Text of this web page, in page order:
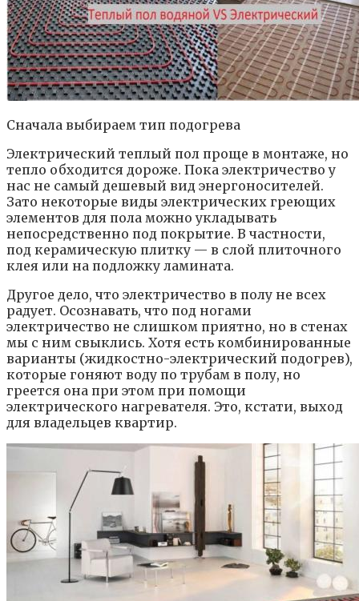
Сначала выбираем тип подогрева
Электрический теплый пол проще в монтаже, но
тепло обходится дороже. Пока электричество у
нас не самый дешевый вид энергоносителей.
Зато некоторые виды электрических греющих
элементов для пола можно укладывать
непосредственно под покрытие. В частности,
под керамическую плитку — в слой плиточного
клея или на подложку ламината.
Другое дело, что электричество в полу не всех
радует. Осознавать, что под ногами
электричество не слишком приятно, но в стенах
мы с ним свыклись. Хотя есть комбинированные
варианты (жидкостно-электрический подогрев),
которые гоняют воду по трубам в полу, но
греется она при этом при помощи
электрического нагревателя. Это, кстати, выход
для владельцев квартир.